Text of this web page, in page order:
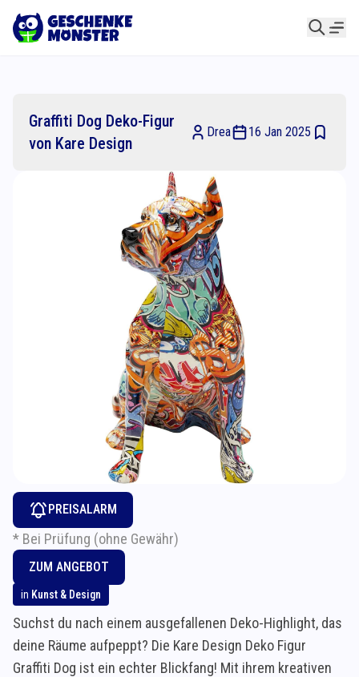
Graffiti Dog Deko-Figur
von Kare Design
Drea 16 Jan 2025
PREISALARM
* Bei Prüfung (ohne Gewähr)
ZUM ANGEBOT
in Kunst & Design
Suchst du nach einem ausgefallenen Deko-Highlight, das
deine Räume aufpeppt? Die Kare Design Deko Figur
Graffiti Dog ist ein echter Blickfang! Mit ihrem kreativen